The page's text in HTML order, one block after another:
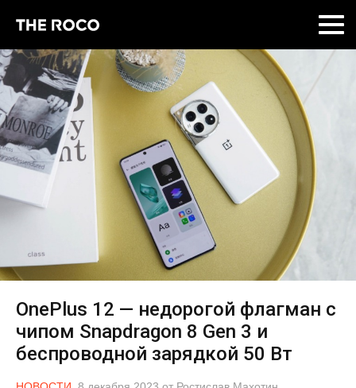
OnePlus 12 — недорогой флагман с
чипом Snapdragon 8 Gen 3 и
беспроводной зарядкой 50 Вт